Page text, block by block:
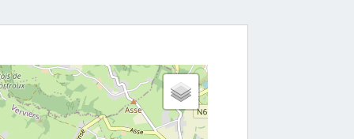
mijn te bezoeken, moet je ten minste 1 meter
je ook genieten van een rondleiding door de